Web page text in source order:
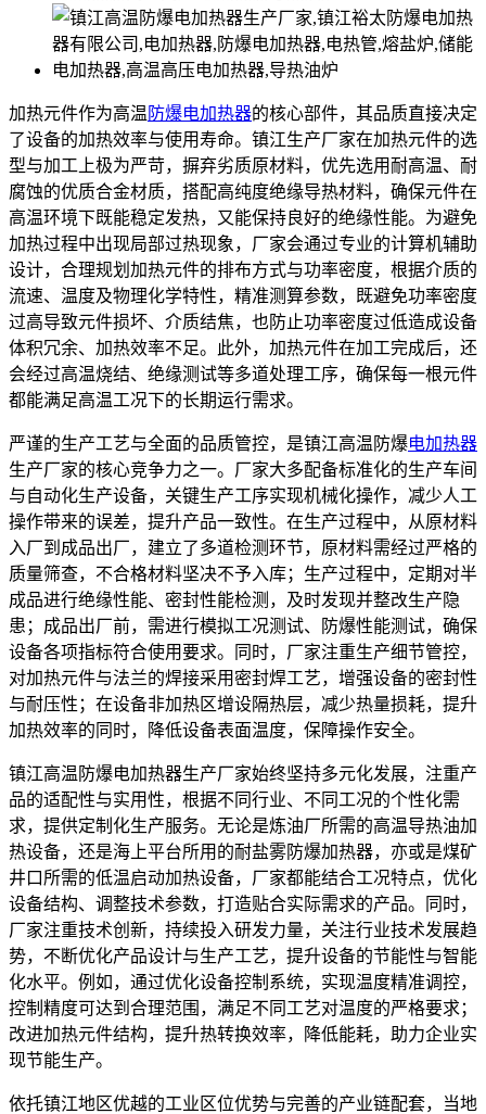
加热元件作为高温 防爆电加热器的核心部件，其品质直接决定
了设备的加热效率与使用寿命。镇江生产厂家在加热元件的选
型与加工上极为严苛，摒弃劣质原材料，优先选用耐高温、耐
腐蚀的优质合金材质，搭配高纯度绝缘导热材料，确保元件在
高温环境下既能稳定发热，又能保持良好的绝缘性能。为避免
加热过程中出现局部过热现象，厂家会通过专业的计算机辅助
设计，合理规划加热元件的排布方式与功率密度，根据介质的
流速、温度及物理化学特性，精准测算参数，既避免功率密度
过高导致元件损坏、介质结焦，也防止功率密度过低造成设备
体积冗余、加热效率不足。此外，加热元件在加工完成后，还
会经过高温烧结、绝缘测试等多道处理工序，确保每一根元件
都能满足高温工况下的长期运行需求。
严谨的生产工艺与全面的品质管控，是镇江高温防爆电加热器
生产厂家的核心竞争力之一。厂家大多配备标准化的生产车间
与自动化生产设备，关键生产工序实现机械化操作，减少人工
操作带来的误差，提升产品一致性。在生产过程中，从原材料
入厂到成品出厂，建立了多道检测环节，原材料需经过严格的
质量筛查，不合格材料坚决不予入库；生产过程中，定期对半
成品进行绝缘性能、密封性能检测，及时发现并整改生产隐
患；成品出厂前，需进行模拟工况测试、防爆性能测试，确保
设备各项指标符合使用要求。同时，厂家注重生产细节管控，
对加热元件与法兰的焊接采用密封焊工艺，增强设备的密封性
与耐压性；在设备非加热区增设隔热层，减少热量损耗，提升
加热效率的同时，降低设备表面温度，保障操作安全。
镇江高温防爆电加热器生产厂家始终坚持多元化发展，注重产
品的适配性与实用性，根据不同行业、不同工况的个性化需
求，提供定制化生产服务。无论是炼油厂所需的高温导热油加
热设备，还是海上平台所用的耐盐雾防爆加热器，亦或是煤矿
井口所需的低温启动加热设备，厂家都能结合工况特点，优化
设备结构、调整技术参数，打造贴合实际需求的产品。同时，
厂家注重技术创新，持续投入研发力量，关注行业技术发展趋
势，不断优化产品设计与生产工艺，提升设备的节能性与智能
化水平。例如，通过优化设备控制系统，实现温度精准调控，
控制精度可达到合理范围，满足不同工艺对温度的严格要求；
改进加热元件结构，提升热转换效率，降低能耗，助力企业实
现节能生产。
依托镇江地区优越的工业区位优势与完善的产业链配套，当地